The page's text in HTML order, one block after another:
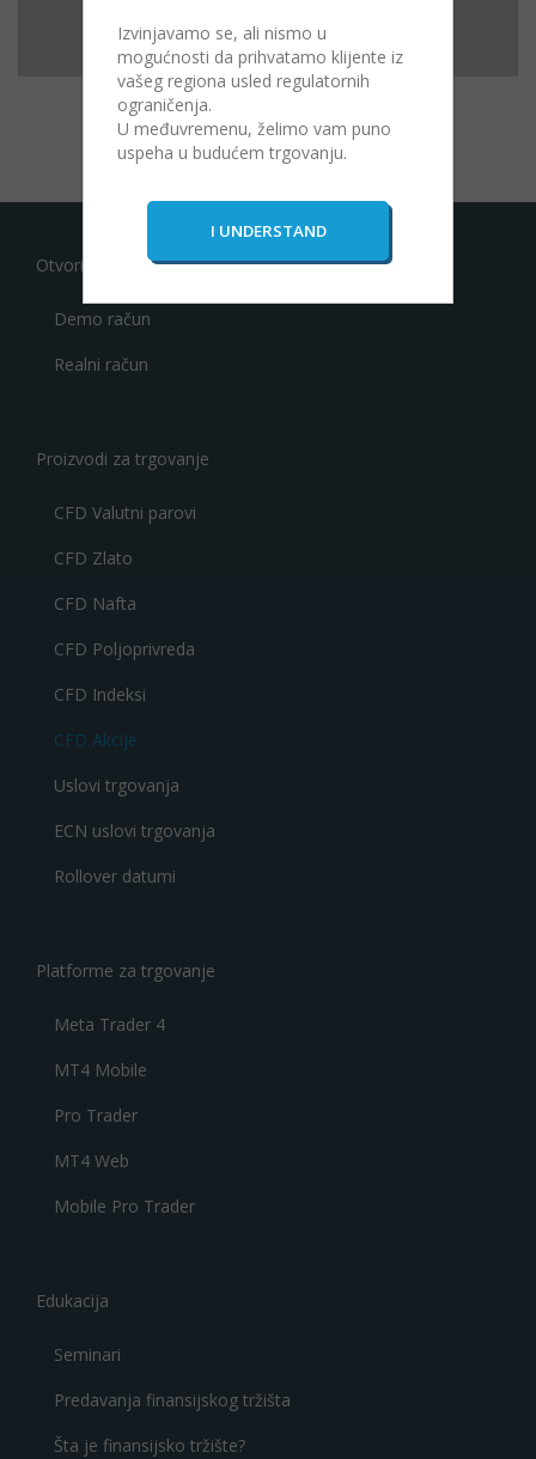
Otvorite račun
Demo račun
Realni račun
Proizvodi za trgovanje
CFD Valutni parovi
CFD Zlato
CFD Nafta
CFD Poljoprivreda
CFD Indeksi
CFD Akcije
Uslovi trgovanja
ECN uslovi trgovanja
Rollover datumi
Platforme za trgovanje
Meta Trader 4
MT4 Mobile
Pro Trader
MT4 Web
Mobile Pro Trader
Edukacija
Seminari
Predavanja finansijskog tržišta
Šta je finansijsko tržište?
Izvinjavamo se, ali nismo u
mogućnosti da prihvatamo klijente iz
vašeg regiona usled regulatornih
ograničenja.
U međuvremenu, želimo vam puno
uspeha u budućem trgovanju.